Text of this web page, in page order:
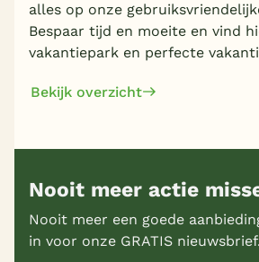
alles op onze
Bespaar tijd en moeite en vind
vakantiepark en perfecte
Bekijk overzicht
Nooit meer actie
Nooit meer een goede
in voor onze GRATIS nieuwsbrief.